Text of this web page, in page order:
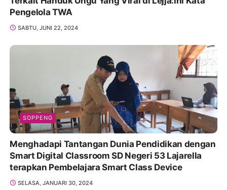
Pengelola TWA
SABTU, JUNI 22, 2024
SOPPENG
Menghadapi Tantangan Dunia Pendidikan dengan
Smart Digital Classroom SD Negeri 53 Lajarella
terapkan Pembelajara Smart Class Device
SELASA, JANUARI 30, 2024